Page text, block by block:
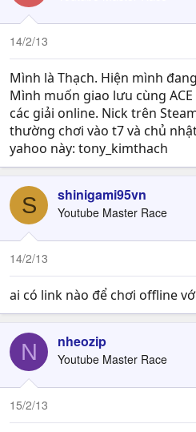
14/2/13
Mình là Thạch. Hiện mình
Mình muốn giao lưu cùng
các giải online. Nick trên
thường chơi vào t7 và chủ
yahoo này: tony_kimthach
S shinigami95vn
Youtube Master Race
14/2/13
ai có link nào để chơi offline
N nheozip
Youtube Master Race
15/2/13